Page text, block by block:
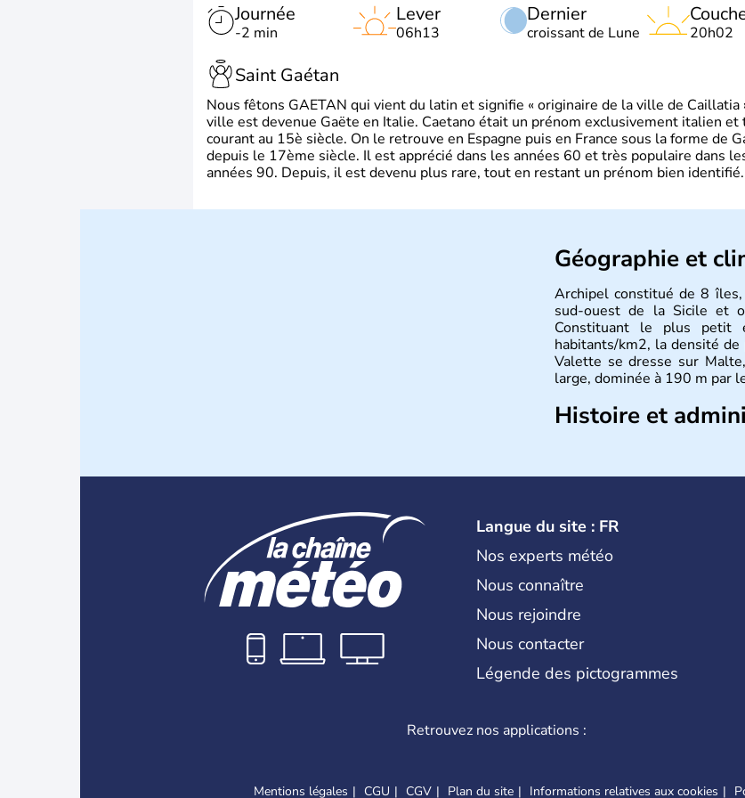
Journée
-2 min
Dernier
croissant de Lune
Lever
06h13 20h02
Saint Gaétan
Nous fêtons GAETAN qui vient du latin et signifie « originaire de la ville de Caillatia
ville est devenue Gaëte en Italie. Caetano était un prénom exclusivement italien et
courant au 15è siècle. On le retrouve en Espagne puis en France sous la forme de
depuis le 17ème siècle. Il est apprécié dans les années 60 et très populaire dans
années 90. Depuis, il est devenu plus rare, tout en restant un prénom bien identifié.
Géographie et
Archipel constitué de 8
sud-ouest de la Sicile et
Constituant le plus petit
habitants/km2, la densité
Valette se dresse sur
large, dominée à 190 m par
Histoire et
Romaines, Maures, des
françaises et britanniques,
temples ou des forteresses.
Langue du site : FR
Nos experts météo
Nous connaître
Nous rejoindre
Nous contacter
Légende des pictogrammes
Retrouvez nos applications :
Mentions légales CGU CGV Plan du site Informations relatives aux cookies